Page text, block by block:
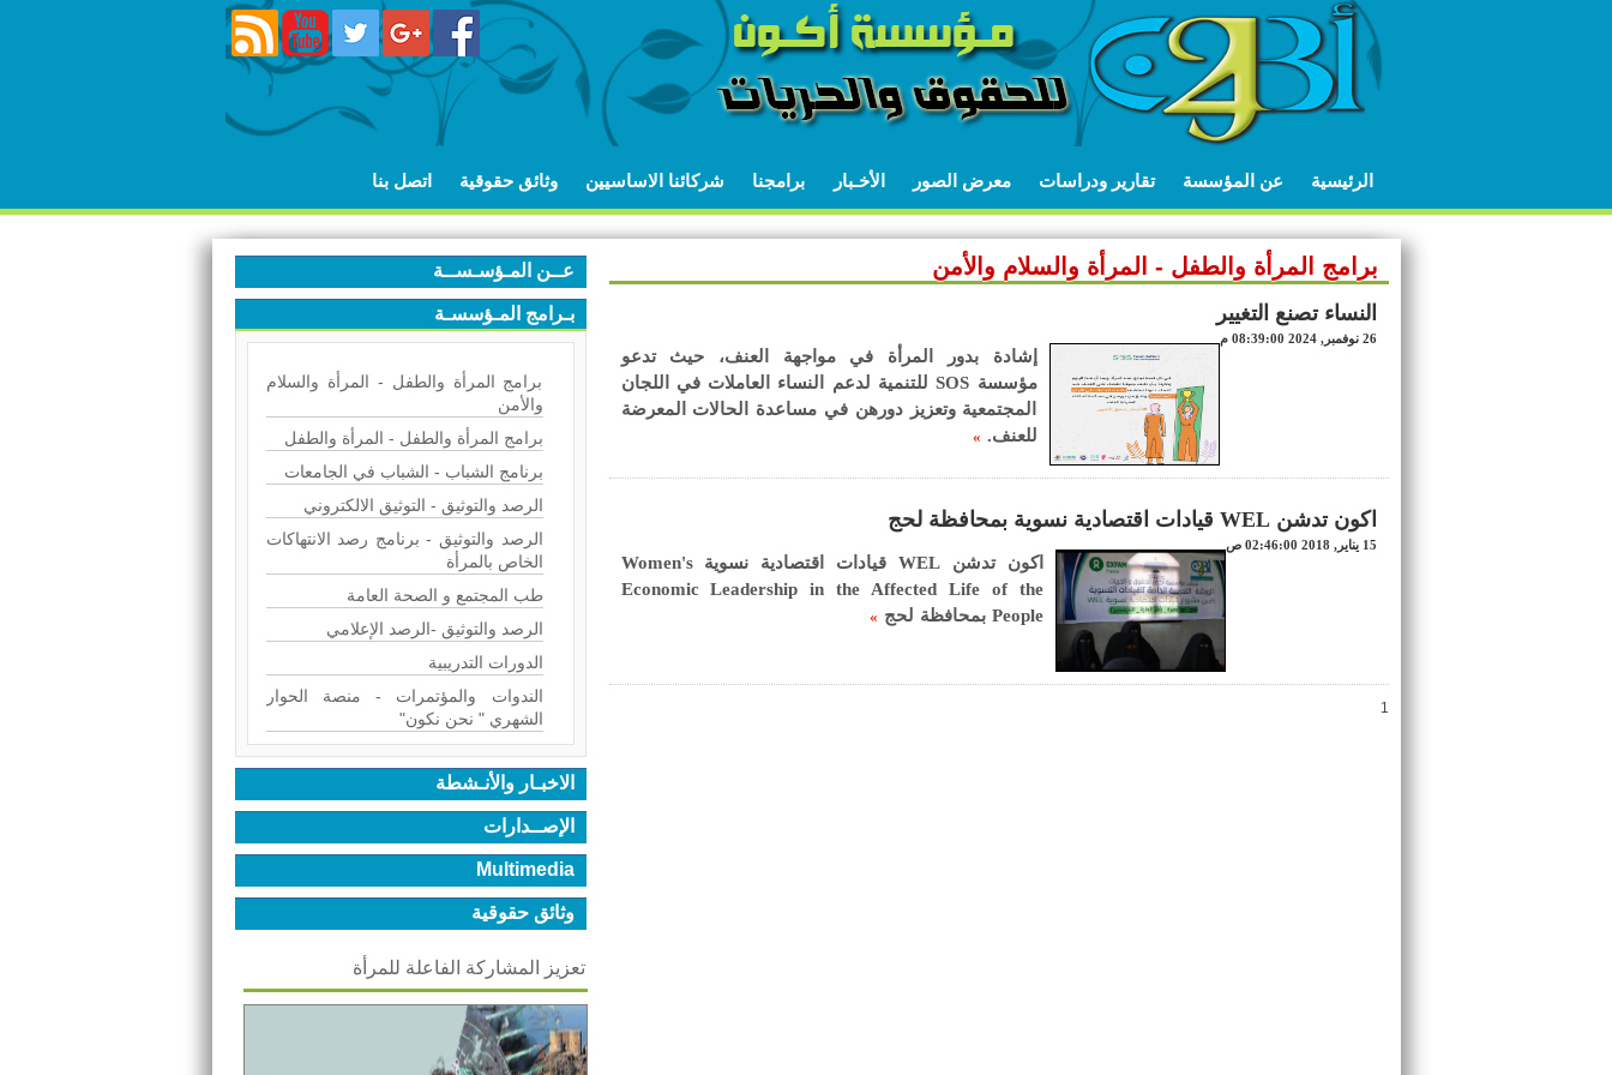
الرئيسية عن المؤسسة تقارير ودراسات معرض الصور الأخـبار برامجنا شركائنا الاساسيين وثائق حقوقية اتصل بنا
عــن المـؤسـســة
بـرامج المـؤسسـة
برامج المرأة والطفل - المرأة والسلام
والأمن
برامج المرأة والطفل - المرأة والطفل
برنامج الشباب - الشباب في الجامعات
الرصد والتوثيق - التوثيق الالكتروني
الرصد والتوثيق - برنامج رصد الانتهاكات
الخاص بالمرأة
طب المجتمع و الصحة العامة
الرصد والتوثيق -الرصد الإعلامي
الدورات التدريبية
الندوات والمؤتمرات - منصة الحوار
الشهري " نحن نكون"
الاخبـار والأنـشطة
الإصــدارات
Multimedia
وثائق حقوقية
تعزيز المشاركة الفاعلة للمرأة
برامج المرأة والطفل - المرأة والسلام والأمن
النساء تصنع التغيير
26 نوفمبر, 2024 08:39:00 م
إشادة بدور المرأة في مواجهة العنف، حيث تدعو
مؤسسة SOS للتنمية لدعم النساء العاملات في اللجان
المجتمعية وتعزيز دورهن في مساعدة الحالات المعرضة
للعنف. »
اكون تدشن WEL قيادات اقتصادية نسوية بمحافظة لحج
15 يناير, 2018 02:46:00 ص
اكون تدشن WEL قيادات اقتصادية نسوية Women's
Economic Leadership in the Affected Life of the
People بمحافظة لحج
»
1